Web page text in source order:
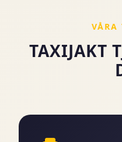
VÅRA
TAXIJAKT